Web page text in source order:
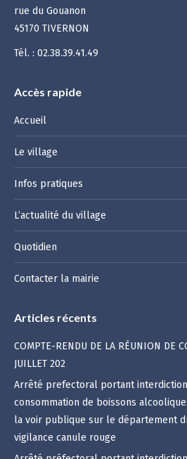
rue du Gouanon
45170 TIVERNON
Tél. : 02.38.39.41.49
Accès rapide
Accueil
Le village
Infos pratiques
L’actualité du village
Quotidien
Contacter la mairie
Articles récents
COMPTE-RENDU DE LA RÉUNION DE
JUILLET 202
Arrêté prefectoral portant
consommation de boissons
la voir publique sur le département
vigilance canule rouge